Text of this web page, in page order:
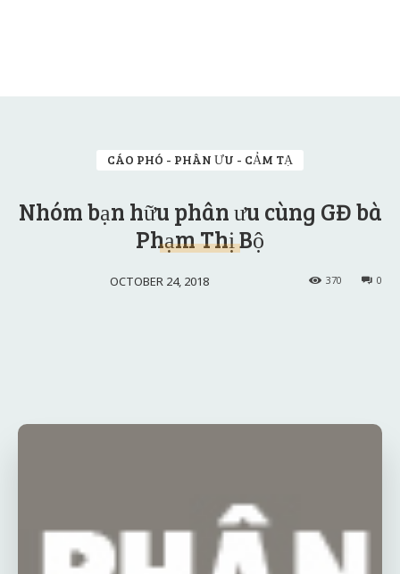
CÁO PHÓ - PHÂN ƯU - CẢM TẠ
Nhóm bạn hữu phân ưu cùng GĐ bà
Phạm Thị Bộ
OCTOBER 24, 2018 0
370